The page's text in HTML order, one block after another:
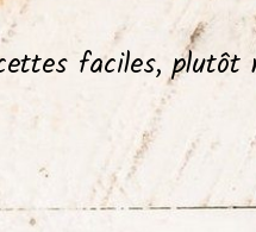
faciles, plutôt